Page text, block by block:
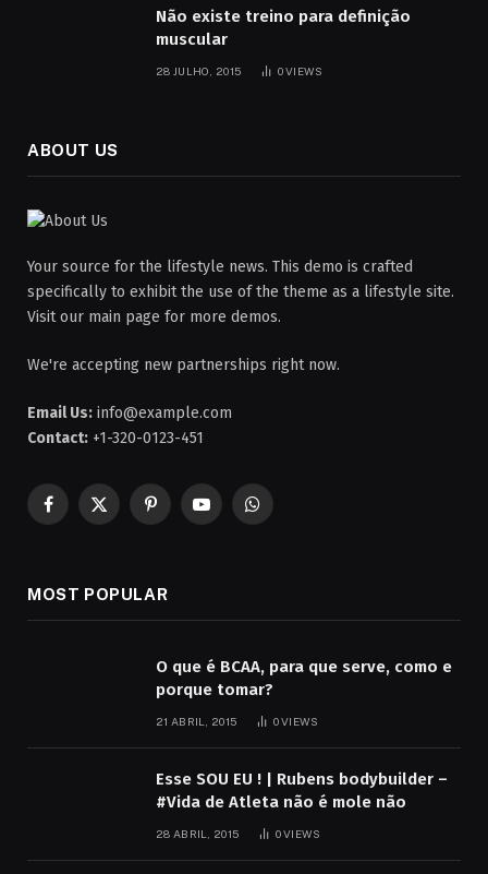
Não existe treino para definição
muscular
28 JULHO, 2015 0VIEWS
ABOUT US
Your source for the lifestyle news. This demo is crafted
specifically to exhibit the use of the theme as a lifestyle site.
Visit our main page for more demos.
We're accepting new partnerships right now.
Email Us: info@example.com
Contact: +1-320-0123-451
Facebook
X
PinterestYouTubeWhatsApp
MOST POPULAR
O que é BCAA, para que serve, como e
porque tomar?
21 ABRIL, 2015 0VIEWS
Esse SOU EU ! | Rubens bodybuilder –
#Vida de Atleta não é mole não
28 ABRIL, 2015 0VIEWS